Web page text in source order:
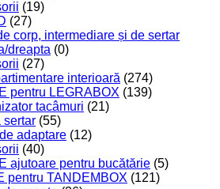
(19)
(27)
corp, intermediare și de sertar
dreapta (0)
(27)
interioară (274)
pentru LEGRABOX (139)
tacâmuri (21)
sertar (55)
adaptare (12)
(40)
ajutoare pentru bucătărie (5)
pentru TANDEMBOX (121)